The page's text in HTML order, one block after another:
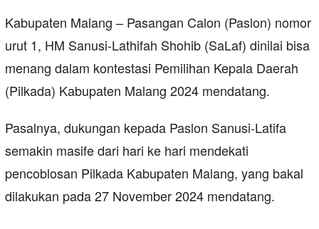
Kabupaten Malang – Pasangan Calon (Paslon) nomor
urut 1, HM Sanusi-Lathifah Shohib (SaLaf) dinilai bisa
menang dalam kontestasi Pemilihan Kepala Daerah
(Pilkada) Kabupaten Malang 2024 mendatang.
Pasalnya, dukungan kepada Paslon Sanusi-Latifa
semakin masife dari hari ke hari mendekati
pencoblosan Pilkada Kabupaten Malang, yang bakal
dilakukan pada 27 November 2024 mendatang.